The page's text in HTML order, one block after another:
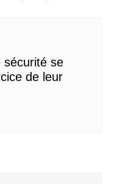
sécurité se
de leur